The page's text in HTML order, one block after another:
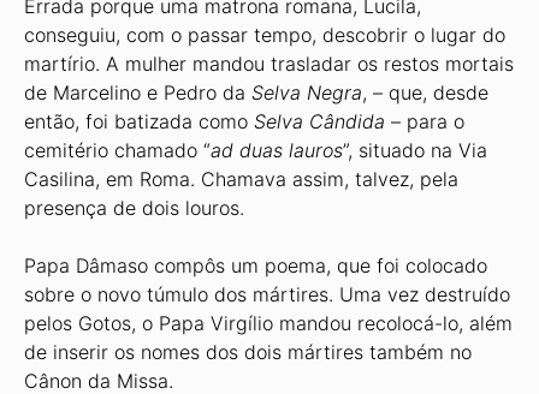
Errada porque uma matrona romana, Lucila,
conseguiu, com o passar tempo, descobrir o lugar do
martírio. A mulher mandou trasladar os restos mortais
de Marcelino e Pedro da Selva Negra, – que, desde
então, foi batizada como Selva Cândida – para o
cemitério chamado “ad duas lauros”, situado na Via
Casilina, em Roma. Chamava assim, talvez, pela
presença de dois louros.
Papa Dâmaso compôs um poema, que foi colocado
sobre o novo túmulo dos mártires. Uma vez destruído
pelos Gotos, o Papa Virgílio mandou recolocá-lo, além
de inserir os nomes dos dois mártires também no
Cânon da Missa.